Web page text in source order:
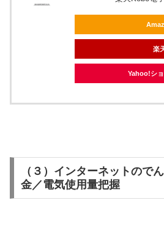
楽
Yahoo!シ
（３）インターネットので
金／電気使用量把握